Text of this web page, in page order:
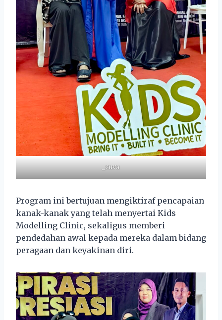
_cuva
Program ini bertujuan mengiktiraf pencapaian
kanak-kanak yang telah menyertai Kids
Modelling Clinic, sekaligus memberi
pendedahan awal kepada mereka dalam bidang
peragaan dan keyakinan diri.